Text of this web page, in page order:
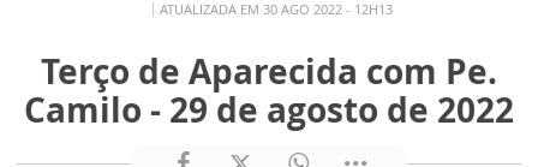
ATUALIZADA EM 30 AGO 2022 - 12H13
Terço de Aparecida com Pe.
Camilo - 29 de agosto de 2022